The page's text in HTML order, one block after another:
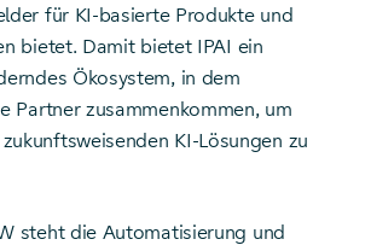
für KI-basierte Produkte und
bietet. Damit bietet IPAI ein
Ökosystem, in dem
Partner zusammenkommen, um
KI-Lösungen zu
steht die Automatisierung und